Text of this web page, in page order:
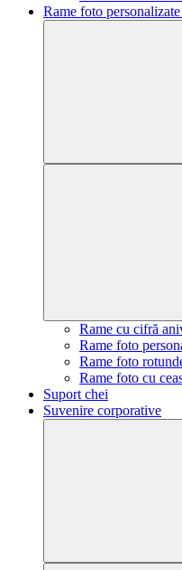
Rame foto
Rame cu cifră
Rame foto
Rame foto
Rame foto cu
Suport chei
Suvenire corporative